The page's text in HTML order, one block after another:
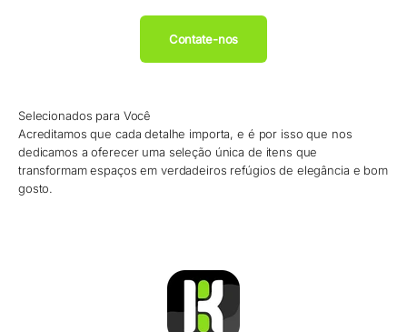
Contate-nos
Selecionados para Você
Acreditamos que cada detalhe importa, e é por isso que nos
dedicamos a oferecer uma seleção única de itens que
transformam espaços em verdadeiros refúgios de elegância e bom
gosto.